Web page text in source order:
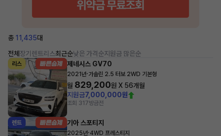
총 11,435대
전체 장기렌트리스최근순낮은 가격순지원금 많은순
리스 제네시스 GV70
2021년·가솔린 2.5 터보 2WD 기본형
월 829,200원 X 56개월
지원금7,000,000원
조회 317방금전
렌트 기아 스포티지
2025년·4WD 프레스티지